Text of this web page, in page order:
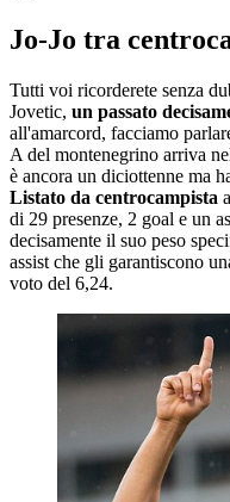
Jo-Jo tra
Tutti voi ricorderete senza
Jovetic, un passato
all'amarcord, facciamo
A del montenegrino arriva
è ancora un diciottenne ma
Listato da centrocampista
di 29 presenze, 2 goal e un
decisamente il suo peso
assist che gli garantiscono
voto del 6,24.